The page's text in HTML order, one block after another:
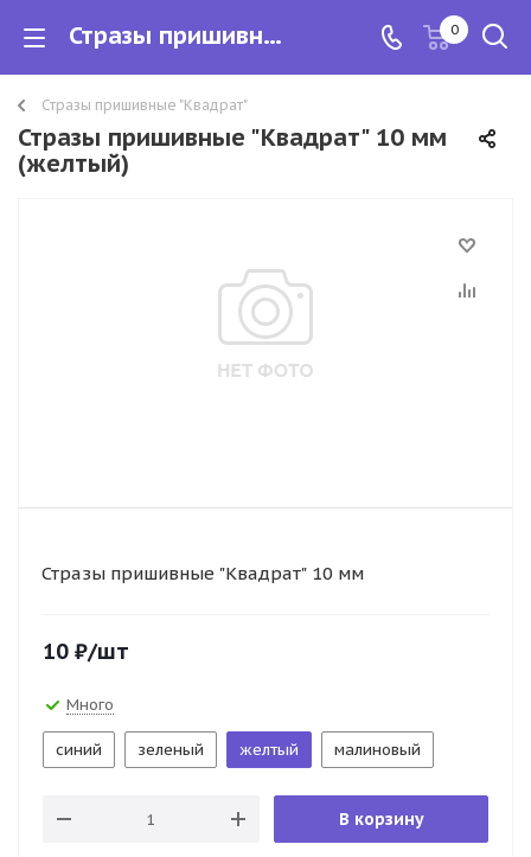
Стразы пришивные "Квадрат" 10 мм 0
Стразы пришивные "Квадрат"
Стразы пришивные "Квадрат" 10 мм
(желтый)
Стразы пришивные "Квадрат" 10 мм
10 ₽/шт
Много
синий зеленый желтый малиновый
В корзину